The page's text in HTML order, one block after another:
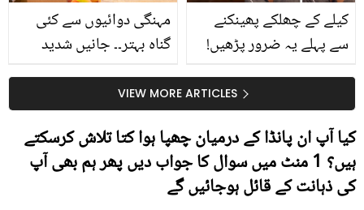
مہنگی دوائیوں سے کئی
گناہ بہتر۔۔ جانیں شدید
کیوں کھانا چاہیے؟
کیلے کے چھلکے پھینکنے
سے پہلے یہ ضرور پڑھیں!
سستا اور قدرتی حلVIEW MORE ARTICLES
کیا آپ ان پانڈا کے درمیان چھپا ہوا کتا تلاش کرسکتے
ہیں؟ 1 منٹ میں سوال کا جواب دیں پھر ہم بھی آپ
کی ذہانت کے قائل ہوجائیں گے